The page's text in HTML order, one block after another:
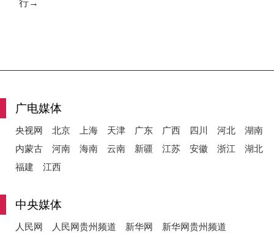
行→
广电媒体
央视网 北京 上海 天津 广东 广西 四川 河北
湖南
内蒙古
河南 海南 云南 新疆 江苏 安徽 浙江
湖北
福建
江西
中央媒体
人民网 人民网贵州频道 新华网
新华网贵州频道